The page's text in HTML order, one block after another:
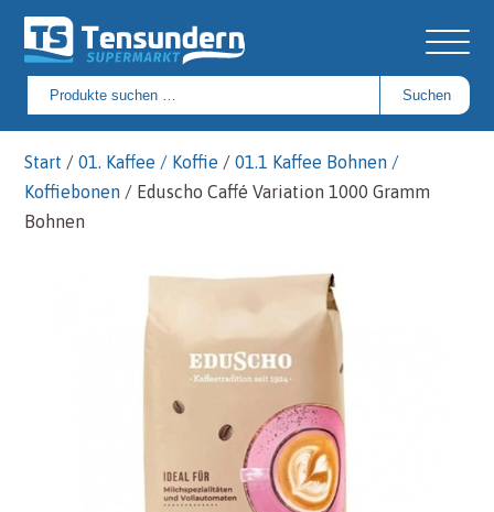
Suchen
nach:
Suchen
Start /01. Kaffee / Koffie /01.1 Kaffee Bohnen /
Koffiebonen / Eduscho Caffé Variation 1000 Gramm
Bohnen